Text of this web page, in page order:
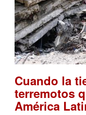
Cuando la
terremotos
América